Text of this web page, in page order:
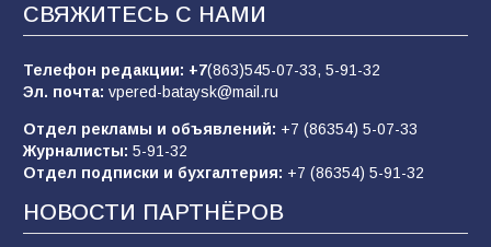
пропагандистский вброс
«Слухами Москву не возьмёшь»: почему
заявления Киева о мобилизации — это
отчаяние, а не разведка
81 02.08.2026
СВЯЖИТЕСЬ С НАМИ
Телефон редакции: +7(863)545-07-33, 5-91-32
Эл. почта: vpered-bataysk@mail.ru
Отдел рекламы и объявлений: +7 (86354) 5-07-33
Журналисты: 5-91-32
Отдел подписки и бухгалтерия: +7 (86354) 5-91-32
НОВОСТИ ПАРТНЁРОВ